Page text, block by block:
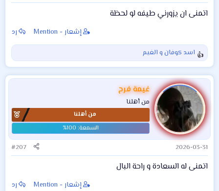
اتمنى ان يزورني طيفه لو لحظة
إشعار - Mention رد
ا
ل
ت
ف
ا
ع
ل
ا
ت
:
اسد كوفان و الغيم
غيمة فرح
من أهلنا
من أهلنا
2026-03-31
#207
اتمنى له السعادة و راحة البال
إشعار - Mention رد